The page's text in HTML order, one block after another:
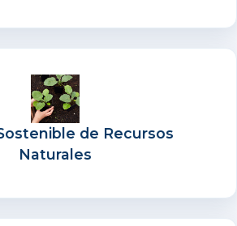
de Recursos
Naturales